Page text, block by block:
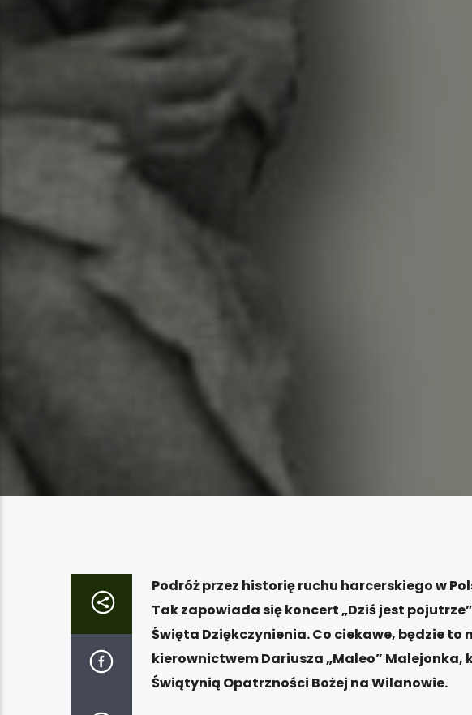
Podróż przez historię ruchu harcerskiego w
Tak zapowiada się koncert „Dziś jest
Święta Dziękczynienia. Co ciekawe, będzie
kierownictwem Dariusza „Maleo” Malejonka,
Świątynią Opatrzności Bożej na Wilanowie.